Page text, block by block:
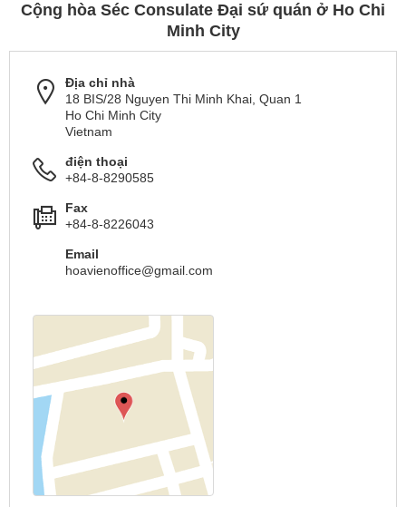
Cộng hòa Séc Consulate Đại sứ quán ở Ho Chi
Minh City
Địa chỉ nhà
18 BIS/28 Nguyen Thi Minh Khai, Quan 1
Ho Chi Minh City
Vietnam
điện thoại
+84-8-8290585
Fax
+84-8-8226043
Email
hoavienoffice@gmail.com